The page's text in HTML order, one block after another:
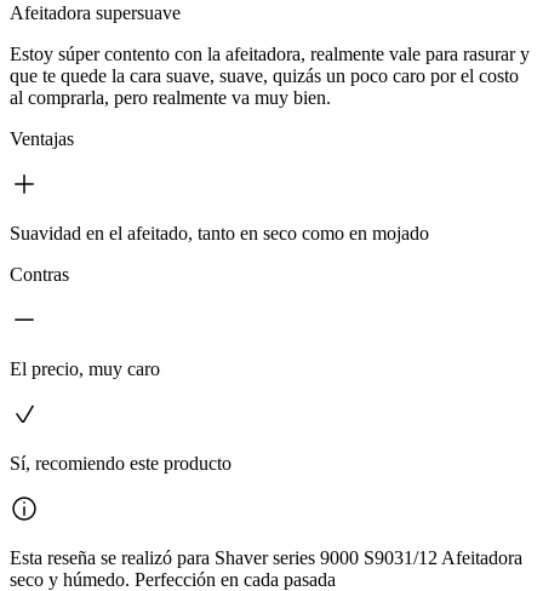
Afeitadora supersuave
Estoy súper contento con la afeitadora, realmente vale para rasurar y
que te quede la cara suave, suave, quizás un poco caro por el costo
al comprarla, pero realmente va muy bien.
Ventajas
Suavidad en el afeitado, tanto en seco como en mojado
Contras
El precio, muy caro
Sí, recomiendo este producto
Esta reseña se realizó para Shaver series 9000 S9031/12 Afeitadora
seco y húmedo. Perfección en cada pasada